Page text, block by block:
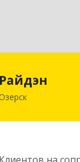
Райдэн
456783,